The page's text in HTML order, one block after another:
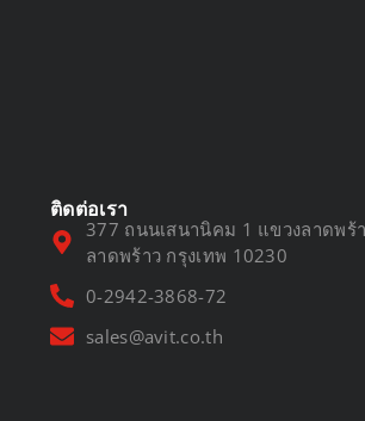
ติดต่อเรา
377 ถนนเสนานิคม 1 แขวงลาดพร้
ลาดพร้าว กรุงเทพ 10230
0-2942-3868-72
sales@avit.co.th